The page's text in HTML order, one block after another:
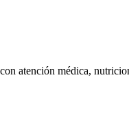
atención médica,